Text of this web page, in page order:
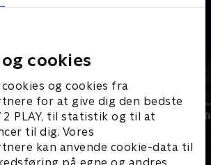
cookies
og cookies fra
for at give dig den bedste
2 PLAY, til statistik og til at
til dig. Vores
kan anvende cookie-data til